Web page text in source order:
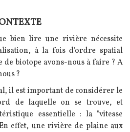
bien lire une rivière nécessite
à la fois d'ordre spatial
de biotope avons-nous à faire ? A
?
il est important de considérer le
de laquelle on se trouve, et
essentielle : la "vitesse
effet, une rivière de plaine aux